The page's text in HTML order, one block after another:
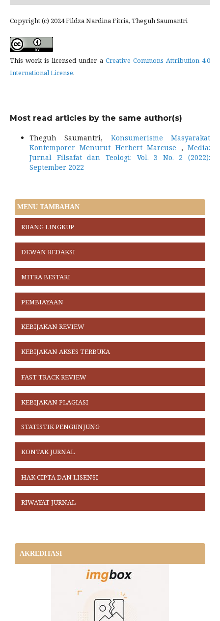
Copyright (c) 2024 Fildza Nardina Fitria, Theguh Saumantri
This work is licensed under a Creative Commons Attribution 4.0
International License.
Most read articles by the same author(s)
Theguh Saumantri, Konsumerisme Masyarakat
Kontemporer Menurut Herbert Marcuse ,Media:
Jurnal Filsafat dan Teologi: Vol. 3 No. 2 (2022):
September 2022
MENU TAMBAHAN
RUANG LINGKUP
DEWAN REDAKSI
MITRA BESTARI
PEMBIAYAAN
KEBIJAKAN REVIEW
KEBIJAKAN AKSES TERBUKA
FAST TRACK REVIEW
KEBIJAKAN PLAGIASI
STATISTIK PENGUNJUNG
KONTAK JURNAL
HAK CIPTA DAN LISENSI
RIWAYAT JURNAL
AKREDITASI